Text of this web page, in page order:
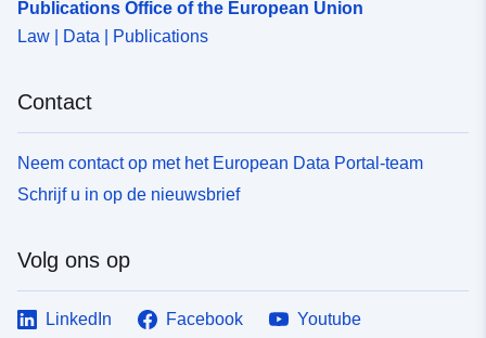
Publications Office of the European Union
Law | Data | Publications
Contact
Neem contact op met het European Data Portal-team
Schrijf u in op de nieuwsbrief
Volg ons op
LinkedIn Facebook
Youtube